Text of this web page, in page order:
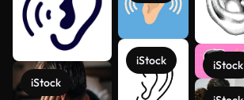
iStock
iStock iStock